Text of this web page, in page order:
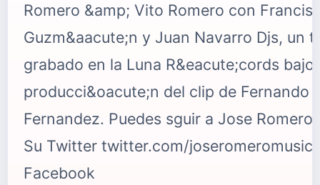
Romero &amp; Vito Romero con Francis
Guzm&aacute;n y Juan Navarro Djs, un
grabado en la Luna R&eacute;cords bajo
producci&oacute;n del clip de Fernando
Fernandez. Puedes sguir a Jose Romero
Su Twitter twitter.com/joseromeromusic
Facebook